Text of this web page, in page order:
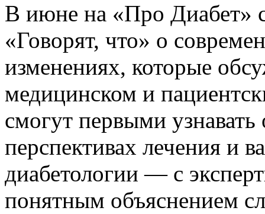
В июне на «Про Диабет»
«Говорят, что» о
изменениях, которые
медицинском и
смогут первыми
перспективах лечения и
диабетологии — с
понятным объяснением